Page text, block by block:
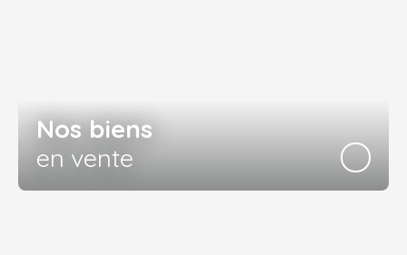
Nos biens
en vente